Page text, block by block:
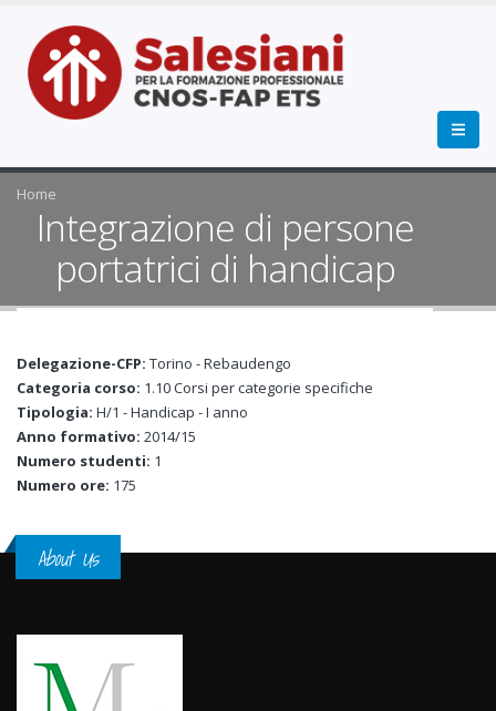
Home
Integrazione di persone
portatrici di handicap
Delegazione-CFP: Torino - Rebaudengo
Categoria corso: 1.10 Corsi per categorie specifiche
Tipologia: H/1 - Handicap - I anno
Anno formativo: 2014/15
Numero studenti: 1
Numero ore: 175
About Us